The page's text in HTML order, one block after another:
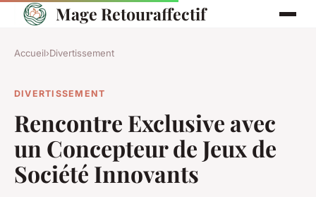
Mage Retouraffectif
Accueil›Divertissement
DIVERTISSEMENT
Rencontre Exclusive avec
un Concepteur de Jeux de
Société Innovants